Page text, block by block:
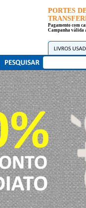
PORTES
Pagamento com
Campanha válida